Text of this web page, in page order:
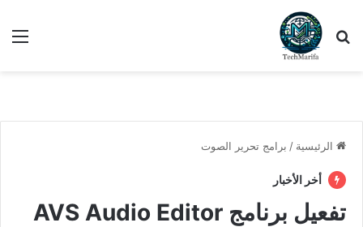
بحث عن
الرئيسية / برامج تحرير الصوت
أخر الأخبار
تفعيل برنامج AVS Audio Editor